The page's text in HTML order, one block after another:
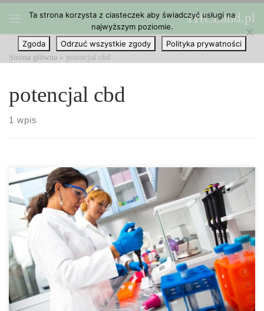
Przejdź do treści THCLand.pl
Strona główna » potencjal cbd
potencjal cbd
1 wpis
Istnieje coraz więcej dowodów na to, że kannabidiol – CBD – ma
korzyści terapeutyczne. Jego przykładowe efekty lecznicze to
między innymi właściwości przeciwdrgawkowe, uspokajające,
hipnotyczne, przeciwpsychotyczne, neuroprotekcyjne. Kannabidiol
ma również działanie przeciwzapalne, które jak wykazały badania,
jest kilkaset razy mocniejsze […]
Ta strona korzysta z ciasteczek aby świadczyć usługi na
najwyższym poziomie.
Zgoda
Odrzuć wszystkie zgody Polityka prywatności